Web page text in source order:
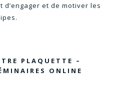
d’engager et de motiver les
PLAQUETTE –
ONLINE